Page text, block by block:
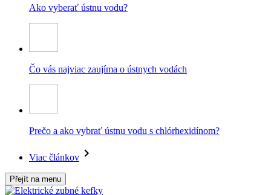
Ako vyberať ústnu vodu?
Čo vás najviac zaujíma o ústnych vodách
Prečo a ako vybrať ústnu vodu s chlórhexidínom?
Viac článkov
Přejít na menu